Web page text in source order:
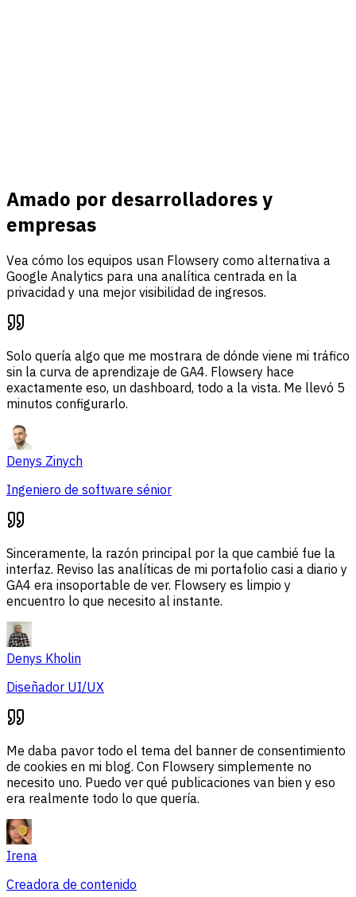
Amado por desarrolladores y
empresas
Vea cómo los equipos usan Flowsery como alternativa a
Google Analytics para una analítica centrada en la
privacidad y una mejor visibilidad de ingresos.
Solo quería algo que me mostrara de dónde viene mi tráfico
sin la curva de aprendizaje de GA4. Flowsery hace
exactamente eso, un dashboard, todo a la vista. Me llevó 5
minutos configurarlo.
Denys Zinych
Ingeniero de software sénior
Sinceramente, la razón principal por la que cambié fue la
interfaz. Reviso las analíticas de mi portafolio casi a diario y
GA4 era insoportable de ver. Flowsery es limpio y
encuentro lo que necesito al instante.
Denys Kholin
Diseñador UI/UX
Me daba pavor todo el tema del banner de consentimiento
de cookies en mi blog. Con Flowsery simplemente no
necesito uno. Puedo ver qué publicaciones van bien y eso
era realmente todo lo que quería.
Irena
Creadora de contenido